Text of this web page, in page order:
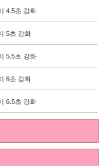
4.5초 강화
5초 강화
5.5초 강화
6초 강화
6.5초 강화